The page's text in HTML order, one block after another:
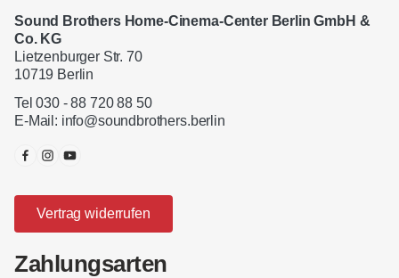
Sound Brothers Home-Cinema-Center Berlin GmbH &
Co. KG
Lietzenburger Str. 70
10719 Berlin
Tel 030 - 88 720 88 50
E-Mail: info@soundbrothers.berlin
Vertrag widerrufen
Zahlungsarten